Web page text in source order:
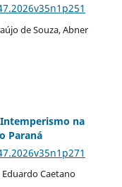
de Souza, Abner
na
Paraná
Eduardo Caetano